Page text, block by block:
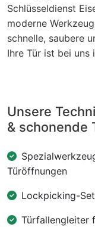
Schlüsseldienst
moderne
schnelle, saubere
Ihre Tür ist bei uns
Unsere
& schonende
Türöffnungen
Lockpicking-
Türfallengleiter